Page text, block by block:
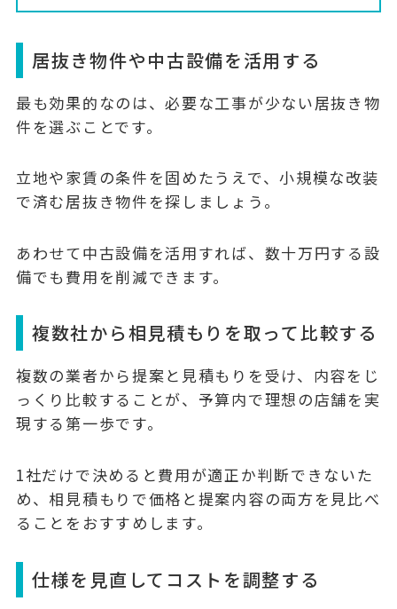
居抜き物件や中古設備を活用する
最も効果的なのは、必要な工事が少ない居抜き物
件を選ぶことです。
立地や家賃の条件を固めたうえで、小規模な改装
で済む居抜き物件を探しましょう。
あわせて中古設備を活用すれば、数十万円する設
備でも費用を削減できます。
複数社から相見積もりを取って比較する
複数の業者から提案と見積もりを受け、内容をじ
っくり比較することが、予算内で理想の店舗を実
現する第一歩です。
1社だけで決めると費用が適正か判断できないた
め、 相見積もりで価格と提案内容の両方を見比べ
る ことをおすすめします。
仕様を見直してコストを調整する